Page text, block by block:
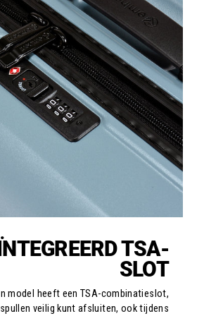
TSA-
SLOT
model heeft een TSA-combinatieslot,
veilig kunt afsluiten, ook tijdens